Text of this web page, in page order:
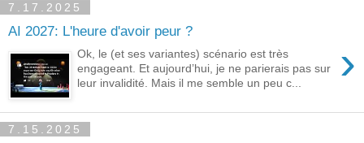
7.17.2025
AI 2027: L'heure d'avoir peur ?
›
Ok, le (et ses variantes) scénario est très
engageant. Et aujourd’hui, je ne parierais pas sur
leur invalidité. Mais il me semble un peu c...
7.15.2025